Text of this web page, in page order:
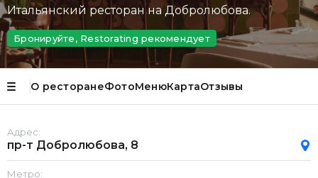
Итальянский ресторан на Добролюбова.
Бронируйте, Restorating рекомендует
О ресторанеФотоМенюКартаОтзывы
Адрес:
пр-т Добролюбова, 8
Метро: